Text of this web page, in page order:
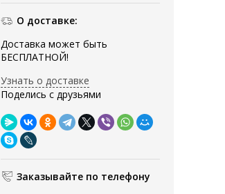
О доставке:
Доставка может быть
БЕСПЛАТНОЙ!
Узнать о доставке
Поделись с друзьями
Заказывайте по телефону